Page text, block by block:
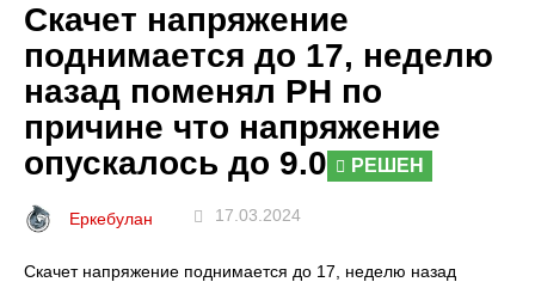
Скачет напряжение
поднимается до 17, неделю
назад поменял РН по
причине что напряжение
опускалось до 9.0
РЕШЕН
Еркебулан 17.03.2024
Скачет напряжение поднимается до 17, неделю назад